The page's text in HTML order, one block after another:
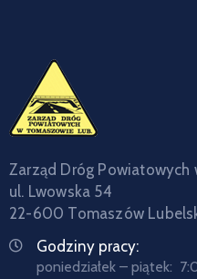
Zarząd Dróg
ul. Lwowska 54
22-600 Tomaszów
Godziny pracy:
poniedziałek – piątek: